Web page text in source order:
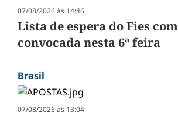
07/08/2026 às 14:46
Lista de espera do Fies
convocada nesta 6ª feira
Brasil
07/08/2026 às 13:04